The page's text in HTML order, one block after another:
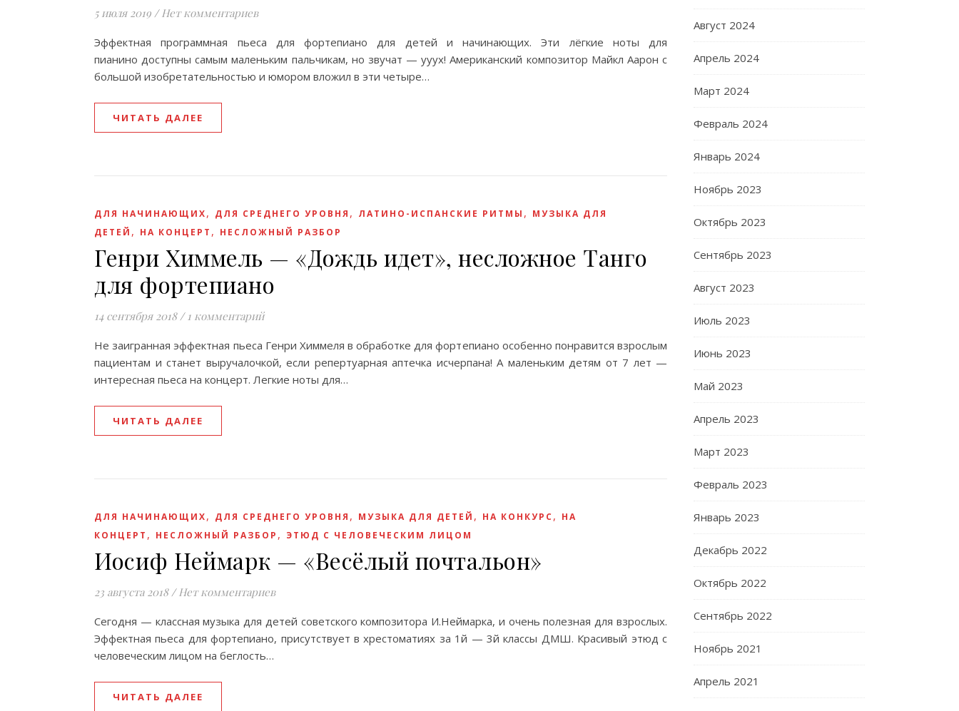
5 июля 2019 / Нет комментариев
Эффектная программная пьеса для фортепиано для детей и начинающих. Эти лёгкие ноты для
пианино доступны самым маленьким пальчикам, но звучат — ууух! Американский композитор Майкл Аарон с
большой изобретательностью и юмором вложил в эти четыре…
ЧИТАТЬ ДАЛЕЕ
ДЛЯ НАЧИНАЮЩИХ, ДЛЯ СРЕДНЕГО УРОВНЯ , ЛАТИНО-ИСПАНСКИЕ РИТМЫ , МУЗЫКА ДЛЯ
ДЕТЕЙ , НА КОНЦЕРТ , НЕСЛОЖНЫЙ РАЗБОР
Генри Химмель — «Дождь идет», несложное Танго
для фортепиано
14 сентября 2018 / 1 комментарий
Hе заигранная эффектная пьеса Генри Химмеля в обработке для фортепиано особенно понравится взрослым
пациентам и станет выручалочкой, если репертуарная аптечка исчерпана! А маленьким детям от 7 лет —
интересная пьеса на концерт. Легкие ноты для…
ЧИТАТЬ ДАЛЕЕ
ДЛЯ НАЧИНАЮЩИХ, ДЛЯ СРЕДНЕГО УРОВНЯ , МУЗЫКА ДЛЯ ДЕТЕЙ , НА КОНКУРС , НА
КОНЦЕРТ , НЕСЛОЖНЫЙ РАЗБОР , ЭТЮД С ЧЕЛОВЕЧЕСКИМ ЛИЦОМ
Иосиф Неймарк — «Весёлый почтальон»
23 августа 2018 / Нет комментариев
Сегодня — классная музыка для детей советского композитора И.Неймарка, и очень полезная для взрослых.
Эффектная пьеса для фортепиано, присутствует в хрестоматиях за 1й — 3й классы ДМШ. Красивый этюд с
человеческим лицом на беглость…
ЧИТАТЬ ДАЛЕЕ
Август 2024
Апрель 2024
Март 2024
Февраль 2024
Январь 2024
Ноябрь 2023
Октябрь 2023
Сентябрь 2023
Август 2023
Июль 2023
Июнь 2023
Май 2023
Апрель 2023
Март 2023
Февраль 2023
Январь 2023
Декабрь 2022
Октябрь 2022
Сентябрь 2022
Ноябрь 2021
Апрель 2021